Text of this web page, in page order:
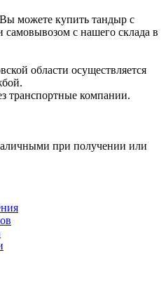
можете купить тандыр с
самовывозом с нашего склада в
области осуществляется
транспортные компании.
при получении или